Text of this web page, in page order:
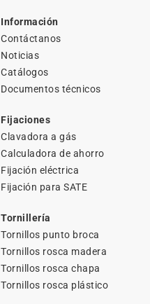
Información
Contáctanos
Noticias
Catálogos
Documentos técnicos
Fijaciones
Clavadora a gás
Calculadora de ahorro
Fijación eléctrica
Fijación para SATE
Tornillería
Tornillos punto broca
Tornillos rosca madera
Tornillos rosca chapa
Tornillos rosca plástico